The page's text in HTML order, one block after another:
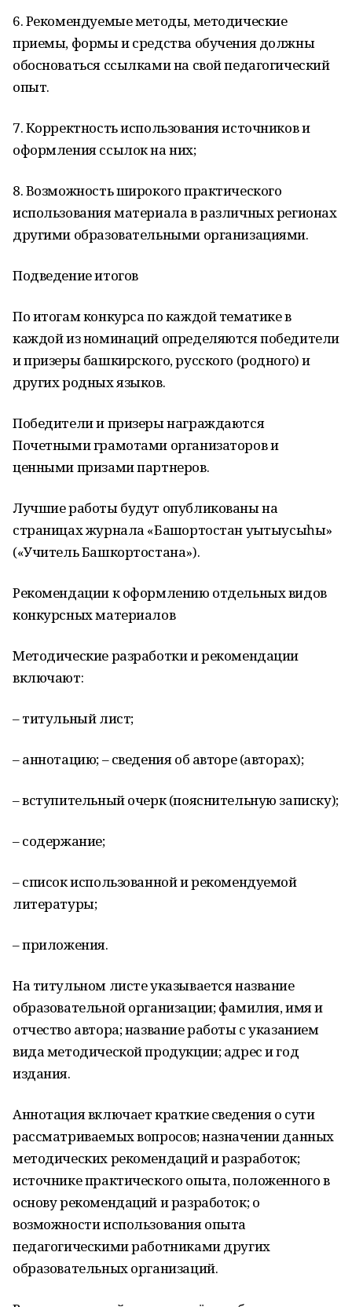
6. Рекомендуемые методы, методические
приемы, формы и средства обучения должны
обосноваться ссылками на свой педагогический
опыт.
7. Корректность использования источников и
оформления ссылок на них;
8. Возможность широкого практического
использования материала в различных регионах
другими образовательными организациями.
Подведение итогов
По итогам конкурса по каждой тематике в
каждой из номинаций определяются победители
и призеры башкирского, русского (родного) и
других родных языков.
Победители и призеры награждаются
Почетными грамотами организаторов и
ценными призами партнеров.
Лучшие работы будут опубликованы на
страницах журнала «Башҡортостан уҡытыусыһы»
(«Учитель Башкортостана»).
Рекомендации к оформлению отдельных видов
конкурсных материалов
Методические разработки и рекомендации
включают:
– титульный лист;
– аннотацию; – сведения об авторе (авторах);
– вступительный очерк (пояснительную записку);
– содержание;
– список использованной и рекомендуемой
литературы;
– приложения.
На титульном листе указывается название
образовательной организации; фамилия, имя и
отчество автора; название работы с указанием
вида методической продукции; адрес и год
издания.
Аннотация включает краткие сведения о сути
рассматриваемых вопросов; назначении данных
методических рекомендаций и разработок;
источнике практического опыта, положенного в
основу рекомендаций и разработок; о
возможности использования опыта
педагогическими работниками других
образовательных организаций.